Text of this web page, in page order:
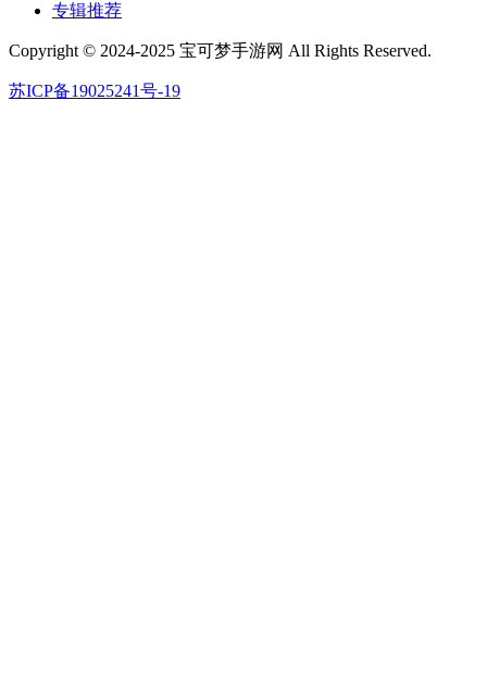
专辑推荐
Copyright © 2024-2025 宝可梦手游网 All Rights Reserved.
苏ICP备19025241号-19